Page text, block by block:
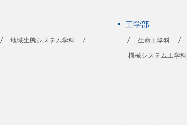
地域生態システム学科
工学部
生命工学科
機械システム工学科